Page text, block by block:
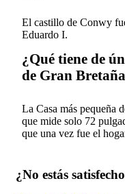
El castillo de Conwy
Eduardo I.
¿Qué tiene de
de Gran
La Casa más pequeña
que mide solo 72
que una vez fue el
¿No estás